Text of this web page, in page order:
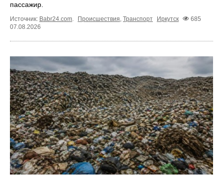
пассажир.
Источник: Babr24.com. Происшествия, Транспорт Иркутск
685
07.08.2026